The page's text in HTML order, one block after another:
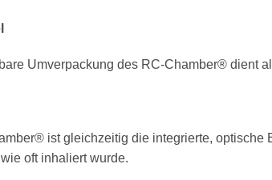
Umverpackung des RC-Chamber® dient
ist gleichzeitig die integrierte, optische
oft inhaliert wurde.